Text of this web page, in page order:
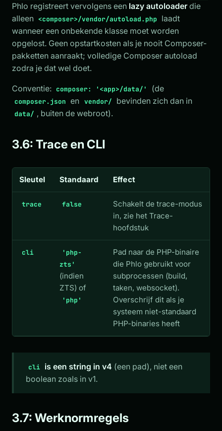
Phlo registreert vervolgens een lazy autoloader die
alleen <composer>/vendor/autoload.php
laadt
wanneer een onbekende klasse moet worden
opgelost. Geen opstartkosten als je nooit Composer-
pakketten aanraakt; volledige Composer autoload
zodra je dat wel doet.
Conventie: composer: '<app>/data/' (de
composer.json en vendor/ bevinden zich dan in
data/ , buiten de webroot).
3.6: Trace en CLI
Sleutel Standaard Effect
trace false
Schakelt de trace-modus
in, zie het Trace-
hoofdstuk
cli
'php-
zts'
(indien
ZTS) of
'php'
Pad naar de PHP-binaire
die Phlo gebruikt voor
subprocessen (build,
taken, websocket).
Overschrijf dit als je
systeem niet-standaard
PHP-binaries heeft
cli is een string in v4 (een pad), niet een
boolean zoals in v1.
3.7: Werknormregels